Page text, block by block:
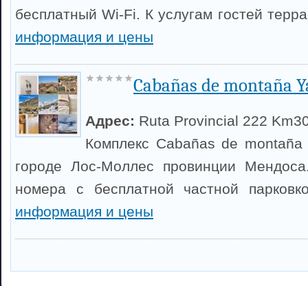
бесплатный Wi-Fi. К услугам гостей
информация и цены
Cabañas de montaña
Адрес: Ruta Provincial 222
Комплекс Cabañas de
городе Лос-Моллес провинции
номера с бесплатной частной
информация и цены